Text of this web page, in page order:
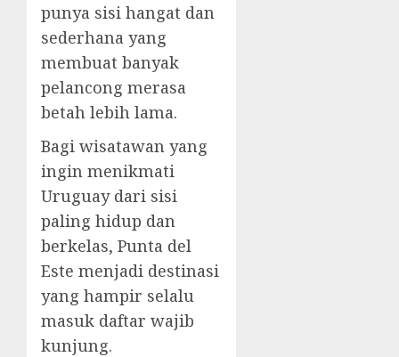
punya sisi hangat dan
sederhana yang
membuat banyak
pelancong merasa
betah lebih lama.
Bagi wisatawan yang
ingin menikmati
Uruguay dari sisi
paling hidup dan
berkelas, Punta del
Este menjadi destinasi
yang hampir selalu
masuk daftar wajib
kunjung.